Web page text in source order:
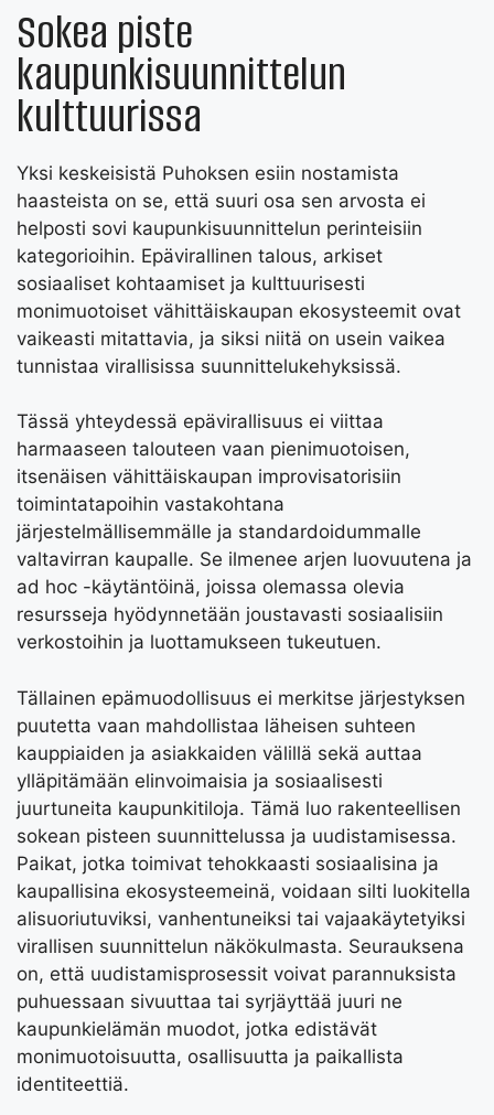
Sokea piste
kaupunkisuunnittelun
kulttuurissa
Yksi keskeisistä Puhoksen esiin nostamista
haasteista on se, että suuri osa sen arvosta ei
helposti sovi kaupunkisuunnittelun perinteisiin
kategorioihin. Epävirallinen talous, arkiset
sosiaaliset kohtaamiset ja kulttuurisesti
monimuotoiset vähittäiskaupan ekosysteemit ovat
vaikeasti mitattavia, ja siksi niitä on usein vaikea
tunnistaa virallisissa suunnittelukehyksissä.
Tässä yhteydessä epävirallisuus ei viittaa
harmaaseen talouteen vaan pienimuotoisen,
itsenäisen vähittäiskaupan improvisatorisiin
toimintatapoihin vastakohtana
järjestelmällisemmälle ja standardoidummalle
valtavirran kaupalle. Se ilmenee arjen luovuutena ja
ad hoc -käytäntöinä, joissa olemassa olevia
resursseja hyödynnetään joustavasti sosiaalisiin
verkostoihin ja luottamukseen tukeutuen.
Tällainen epämuodollisuus ei merkitse järjestyksen
puutetta vaan mahdollistaa läheisen suhteen
kauppiaiden ja asiakkaiden välillä sekä auttaa
ylläpitämään elinvoimaisia ja sosiaalisesti
juurtuneita kaupunkitiloja. Tämä luo rakenteellisen
sokean pisteen suunnittelussa ja uudistamisessa.
Paikat, jotka toimivat tehokkaasti sosiaalisina ja
kaupallisina ekosysteemeinä, voidaan silti luokitella
alisuoriutuviksi, vanhentuneiksi tai vajaakäytetyiksi
virallisen suunnittelun näkökulmasta. Seurauksena
on, että uudistamisprosessit voivat parannuksista
puhuessaan sivuuttaa tai syrjäyttää juuri ne
kaupunkielämän muodot, jotka edistävät
monimuotoisuutta, osallisuutta ja paikallista
identiteettiä.